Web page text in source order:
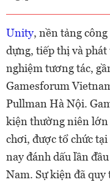
Unity, nền tảng
dựng, tiếp thị và
nghiệm tương tác,
Gamesforum
Pullman Hà Nội.
kiện thường niên lớn
chơi, được tổ chức
nay đánh dấu lần
Nam. Sự kiện đã